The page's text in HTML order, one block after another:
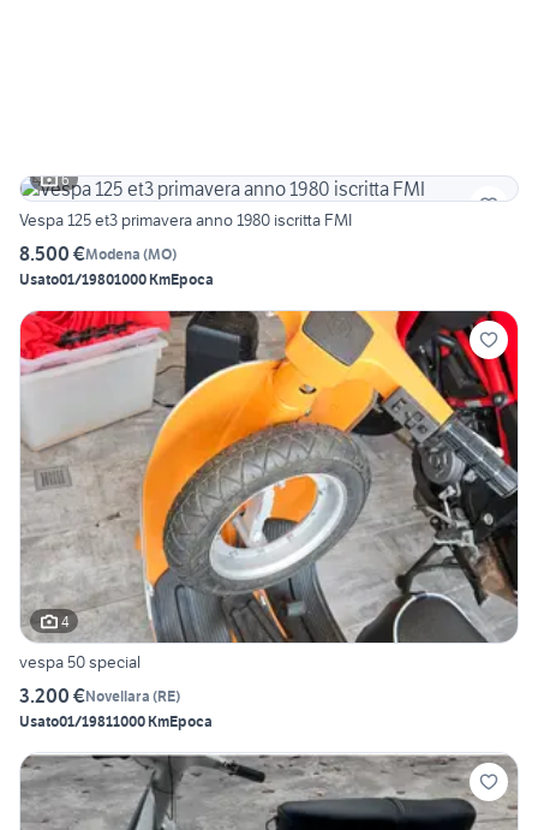
6
Vespa 125 et3 primavera anno 1980 iscritta FMI
8.500 €Modena (MO)
Usato01/19801000 KmEpoca
4
vespa 50 special
3.200 €Novellara (RE)
Usato01/19811000 KmEpoca